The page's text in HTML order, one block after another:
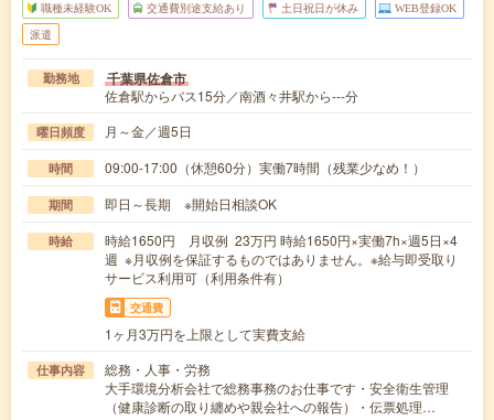
職種未経験OK 交通費別途支給あり 土日祝日が休み WEB登録OK
派遣
勤務地 千葉県佐倉市
佐倉駅からバス15分／南酒々井駅から---分
曜日頻度 月～金／週5日
時間 09:00-17:00（休憩60分）実働7時間（残業少なめ！）
期間 即日～長期 ※開始日相談OK
時給
時給1650円 月収例 23万円 時給1650円×実働7h×週5日×4
週 ※月収例を保証するものではありません。※給与即受取り
サービス利用可（利用条件有）
交通費
1ヶ月3万円を上限として実費支給
仕事内容
総務・人事・労務
大手環境分析会社で総務事務のお仕事です・安全衛生管理
（健康診断の取り纏めや親会社への報告）・伝票処理…